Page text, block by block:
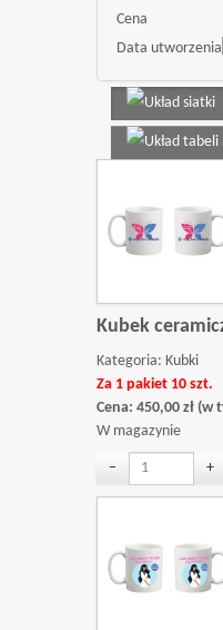
Cena
Data utworzenia
Kubek
Kategoria: Kubki
Za 1 pakiet 10 szt.
Cena: 450,00 zł (w
W magazynie
− +